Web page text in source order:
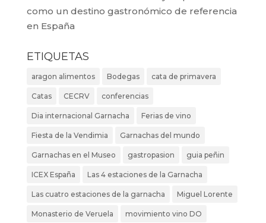
como un destino gastronómico de referencia
en España
ETIQUETAS
aragon alimentos Bodegas cata de primavera
Catas CECRV conferencias
Dia internacional Garnacha Ferias de vino
Fiesta de la Vendimia Garnachas del mundo
Garnachas en el Museo gastropasion guia peñin
ICEX España Las 4 estaciones de la Garnacha
Las cuatro estaciones de la garnacha Miguel Lorente
Monasterio de Veruela movimiento vino DO